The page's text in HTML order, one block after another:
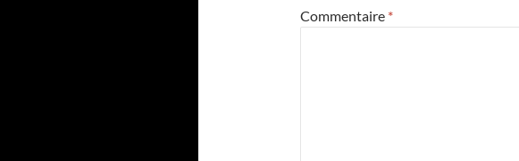
Commentaire *